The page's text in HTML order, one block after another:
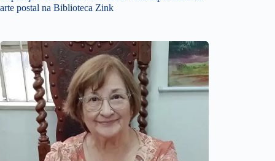
arte postal na Biblioteca Zink